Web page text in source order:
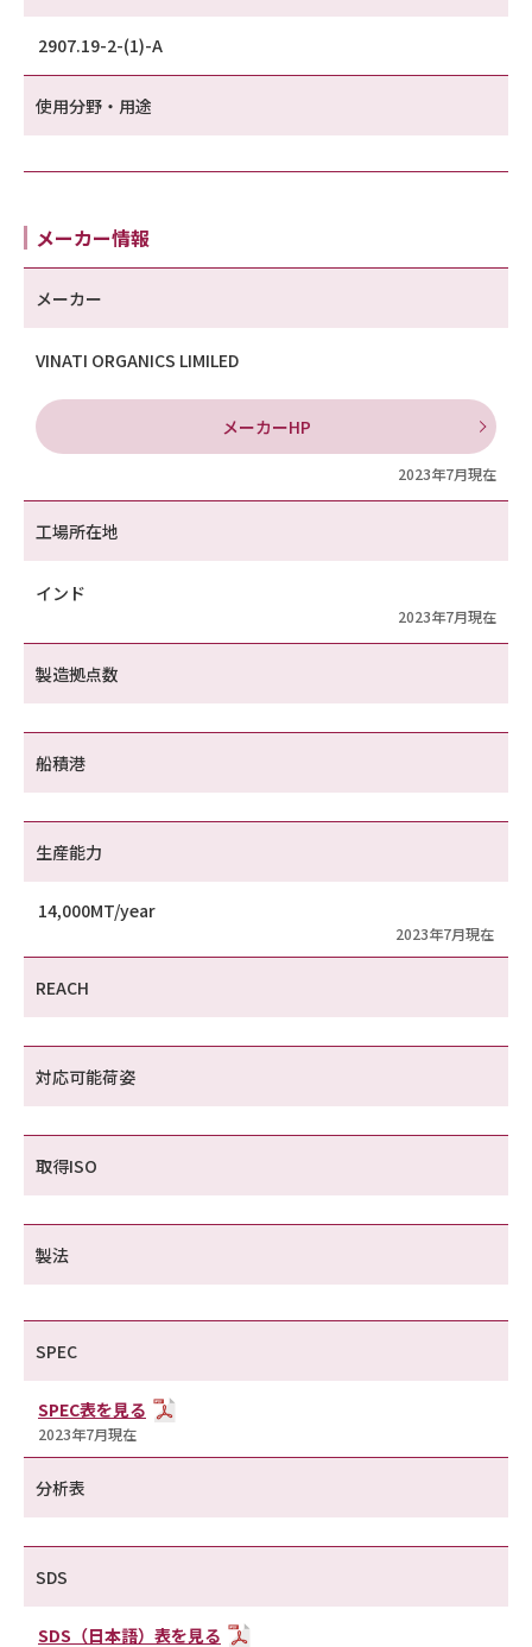
2907.19-2-(1)-A
使用分野・用途
メーカー情報
メーカー
VINATI ORGANICS LIMILED
メーカーHP
2023年7月現在
工場所在地
インド
2023年7月現在
製造拠点数
船積港
生産能力
14,000MT/year
2023年7月現在
REACH
対応可能荷姿
取得ISO
製法
SPEC
SPEC表を見る
2023年7月現在
分析表
SDS
SDS（日本語）表を見る